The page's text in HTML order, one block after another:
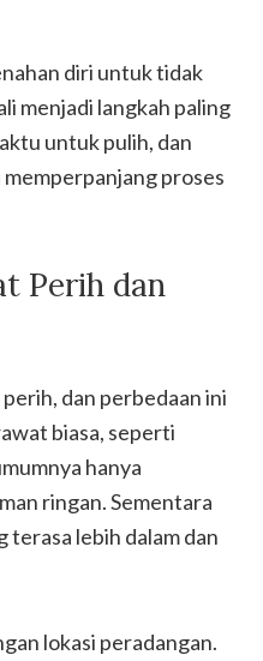
diri untuk tidak
menjadi langkah paling
untuk pulih, dan
proses
Perih dan
dan perbedaan ini
biasa, seperti
hanya
ringan. Sementara
lebih dalam dan
lokasi peradangan.